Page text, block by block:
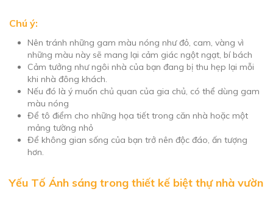
Chú ý:
Nên tránh những gam màu nóng như đỏ, cam, vàng vì
những màu này sẽ mang lại cảm giác ngột ngạt, bí bách
Cảm tưởng như ngôi nhà của bạn đang bị thu hẹp lại mỗi
khi nhà đông khách.
Nếu đó là ý muốn chủ quan của gia chủ, có thể dùng gam
màu nóng
Để tô điểm cho những họa tiết trong căn nhà hoặc một
mảng tường nhỏ
Để không gian sống của bạn trở nên độc đáo, ấn tượng
hơn.
Yếu Tố Ánh sáng trong thiết kế biệt thự nhà vườn